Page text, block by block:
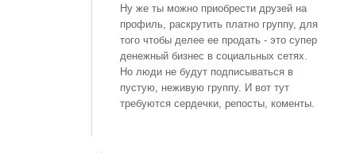
Ну же ты можно приобрести друзей на
профиль, раскрутить платно группу, для
того чтобы делее ее продать - это супер
денежный бизнес в социальных сетях.
Но люди не будут подписываться в
пустую, неживую группу. И вот тут
требуются сердечки, репосты, коменты.